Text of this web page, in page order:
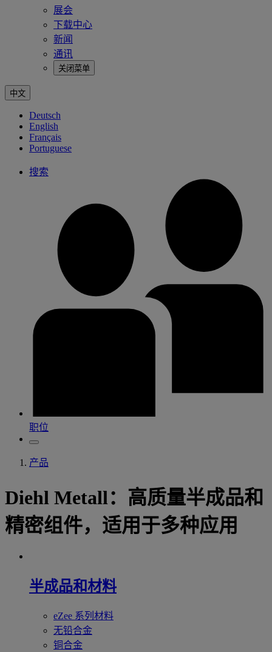
展会
下载中心
新闻
通讯
关闭菜单
中文
Deutsch
English
Français
Portuguese
搜索
职位
产品
Diehl Metall：高质量半成品和
精密组件，适用于多种应用
半成品和材料
eZee 系列材料
无铅合金
铜合金